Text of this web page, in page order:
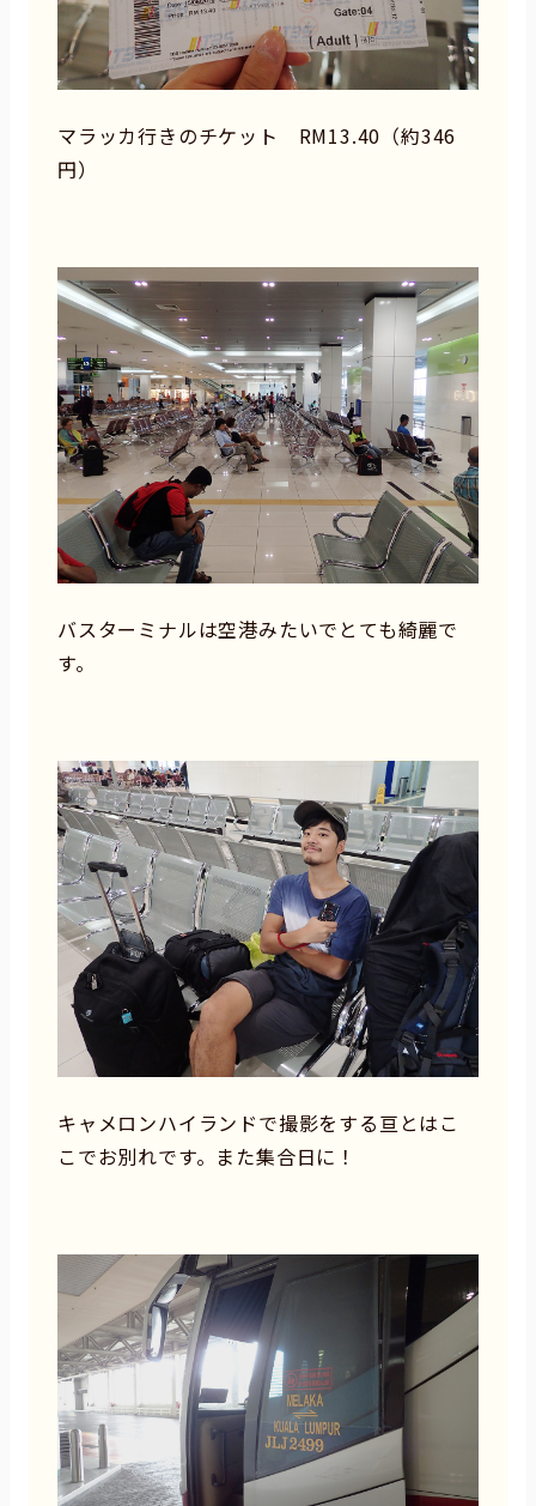
マラッカ行きのチケット RM13.40（約346
円）
バスターミナルは空港みたいでとても綺麗で
す。
キャメロンハイランドで撮影をする亘とはこ
こでお別れです。また集合日に！